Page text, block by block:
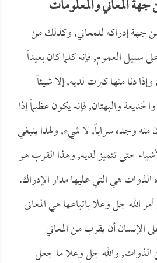
المعاني والمعلومات
جهة إدراكه للمعاني, وكذلك من
سبيل العموم, فإنه كلما كان بعيداً
دنا منها كبرت لديه, إلا شيئاً
والبهتان, فإنه يكون عظيماً إذا
منه وجده سراباً, لا شيء, ولهذا ينبغي
حتى تتميز لديه, وهذا القرب هو
هي التي عليها مدار الإدراك.
الله جل وعلا باتباعها هي المعاني
أن يقرب من المعاني
الذوات, والله جل وعلا ما جعل